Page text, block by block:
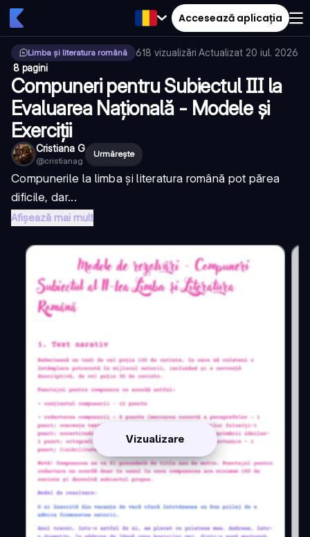
Accesează aplicația
Limba și literatura română 618 vizualizări·Actualizat 20 iul. 2026
·8 pagini
Compuneri pentru Subiectul III la
Evaluarea Națională - Modele și
Exerciții
Cristiana G
@cristianag
Urmărește
Compunerile la limba și literatura română pot părea
dificile, dar...
Afișează mai mult
Vizualizare